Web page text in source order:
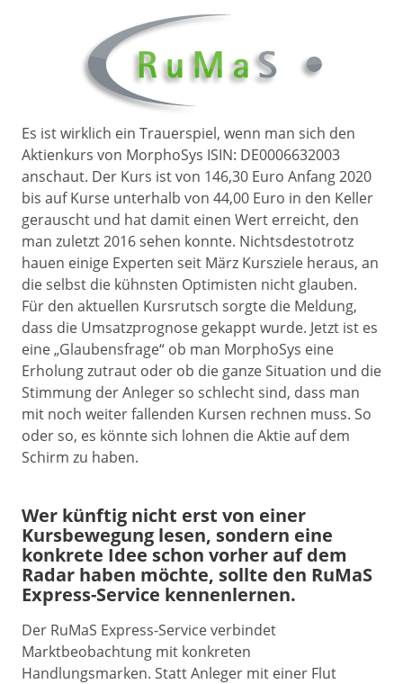
Es ist wirklich ein Trauerspiel, wenn man sich den
Aktienkurs von MorphoSys ISIN: DE0006632003
anschaut. Der Kurs ist von 146,30 Euro Anfang 2020
bis auf Kurse unterhalb von 44,00 Euro in den Keller
gerauscht und hat damit einen Wert erreicht, den
man zuletzt 2016 sehen konnte. Nichtsdestotrotz
hauen einige Experten seit März Kursziele heraus, an
die selbst die kühnsten Optimisten nicht glauben.
Für den aktuellen Kursrutsch sorgte die Meldung,
dass die Umsatzprognose gekappt wurde. Jetzt ist es
eine „Glaubensfrage“ ob man MorphoSys eine
Erholung zutraut oder ob die ganze Situation und die
Stimmung der Anleger so schlecht sind, dass man
mit noch weiter fallenden Kursen rechnen muss. So
oder so, es könnte sich lohnen die Aktie auf dem
Schirm zu haben.
Wer künftig nicht erst von einer
Kursbewegung lesen, sondern eine
konkrete Idee schon vorher auf dem
Radar haben möchte, sollte den RuMaS
Express-Service kennenlernen.
Der RuMaS Express-Service verbindet
Marktbeobachtung mit konkreten
Handlungsmarken. Statt Anleger mit einer Flut